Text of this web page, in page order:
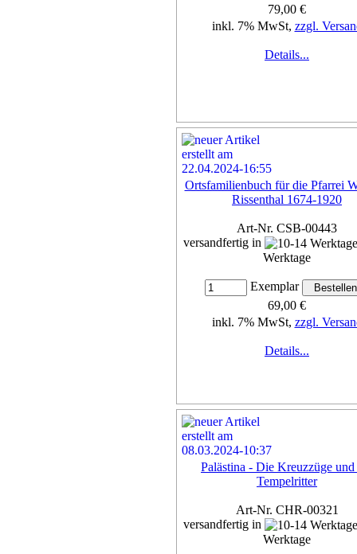
79,00 €
inkl. 7% MwSt, zzgl.
Details...
Ortsfamilienbuch für die Pfarrei
Rissenthal 1674-1920
Art-Nr. CSB-00443
versandfertig in
Werktage
Exemplar
69,00 €
inkl. 7% MwSt, zzgl.
Details...
Palästina - Die Kreuzzüge und
Tempelritter
Art-Nr. CHR-00321
versandfertig in
Werktage